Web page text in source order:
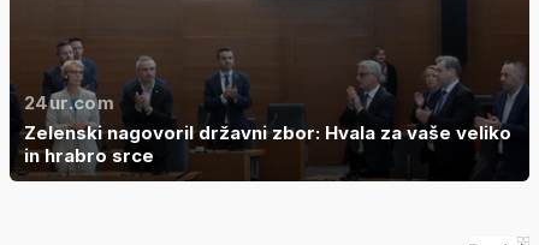
24ur.com
Zelenski nagovoril državni zbor: Hvala za vaše veliko
in hrabro srce